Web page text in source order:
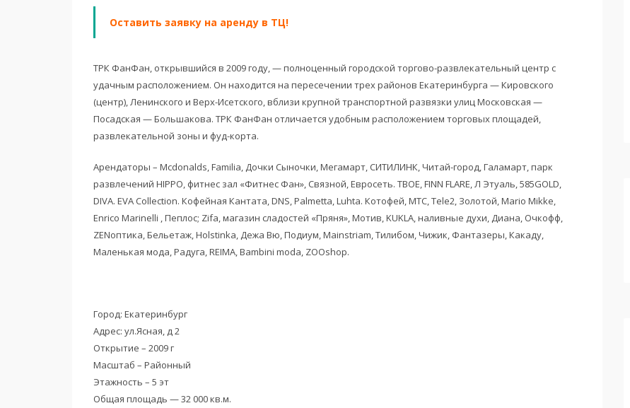
Оставить заявку на аренду в ТЦ!
ТРК ФанФан, открывшийся в 2009 году, — полноценный городской торгово-развлекательный центр с
удачным расположением. Он находится на пересечении трех районов Екатеринбурга — Кировского
(центр), Ленинского и Верх-Исетского, вблизи крупной транспортной развязки улиц Московская —
Посадская — Большакова. ТРК ФанФан отличается удобным расположением торговых площадей,
развлекательной зоны и фуд-корта.
Арендаторы – Mcdonalds, Familia, Дочки Сыночки, Мегамарт, СИТИЛИНК, Читай-город, Галамарт, парк
развлечений HIPPO, фитнес зал «Фитнес Фан», Связной, Евросеть. ТВОЕ, FINN FLARE, Л Этуаль, 585GOLD,
DIVA. EVA Collection. Кофейная Кантата, DNS, Palmetta, Luhta. Котофей, МТС, Tele2, Золотой, Mario Mikke,
Enrico Marinelli , Пеплос; Zifa, магазин сладостей «Пряня», Мотив, KUKLA, наливные духи, Диана, Очкофф,
ZENоптика, Бельетаж, Holstinka, Дежа Вю, Подиум, Mainstriam, Тилибом, Чижик, Фантазеры, Какаду,
Маленькая мода, Радуга, REIMA, Bambini moda, ZOOshop.
Город: Екатеринбург
Адрес: ул.Ясная, д 2
Открытие – 2009 г
Масштаб – Районный
Этажность – 5 эт
Общая площадь — 32 000 кв.м.